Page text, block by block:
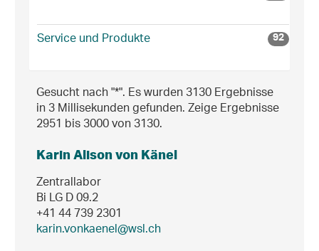
Service und Produkte 92
Gesucht nach "*".Es wurden 3130 Ergebnisse
in 3 Millisekunden gefunden.Zeige Ergebnisse
2951 bis 3000 von 3130.
Karin Alison von Känel
Zentrallabor
Bi LG D 09.2
+41 44 739 2301
karin.vonkaenel@wsl.ch